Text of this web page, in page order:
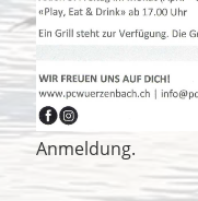
Anmeldung.